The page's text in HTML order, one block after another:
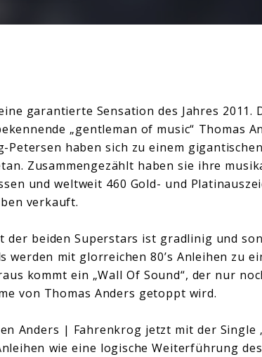
garantierte Sensation des Jahres 2011.
„gentleman of music“ Thomas
Petersen haben sich zu einem
Zusammengezählt haben sie ihre
und weltweit 460 Gold- und
verkauft.
der beiden Superstars ist gradlinig und
werden mit glorreichen 80’s Anleihen zu
kommt ein „Wall Of Sound“, der nur
von Thomas Anders getoppt wird.
Anders | Fahrenkrog jetzt mit der Single
wie eine logische Weiterführung